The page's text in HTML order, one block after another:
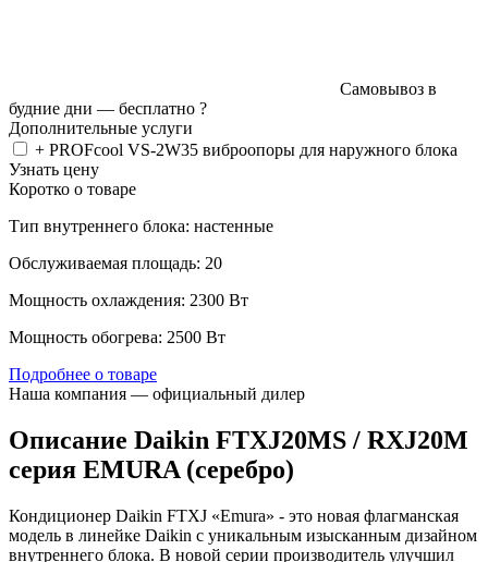
Самовывоз в
будние дни — бесплатно ?
Дополнительные услуги
+ PROFcool VS-2W35 виброопоры для наружного блока
Узнать цену
Коротко о товаре
Тип внутреннего блока: настенные
Обслуживаемая площадь: 20
Мощность охлаждения: 2300 Вт
Мощность обогрева: 2500 Вт
Подробнее о товаре
Наша компания — официальный дилер
Описание Daikin FTXJ20MS / RXJ20M
серия EMURA (серебро)
Кондиционер Daikin FTXJ «Emura» - это новая флагманская
модель в линейке Daikin с уникальным изысканным дизайном
внутреннего блока. В новой серии производитель улучшил